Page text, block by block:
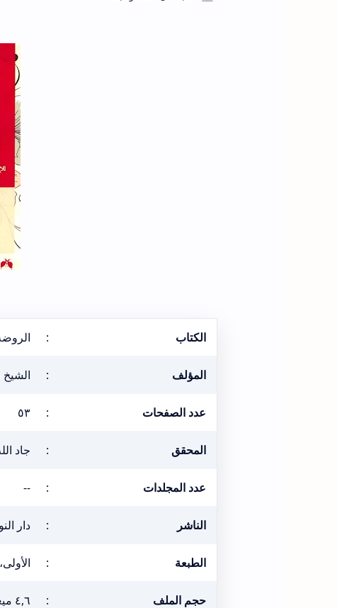
الكتاب :
المؤلف :
عدد الصفحات : ٥٣
المحقق : جاد
عدد المجلدات :
--
الناشر : دار
الطبعة : الأولى، ٢٠١٦ م
حجم الملف : ٤,٦ ميغابيت